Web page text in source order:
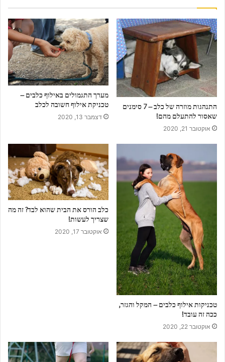
ת
ו
ב
ת
ה
מ
י
י
ל
ש
ל
כ
התנהגות מוזרה של כלב – 7 סימנים
שאסור להתעלם מהם!
אוקטובר 21, 2020
מערך התגמולים באילוף כלבים –
טכניקת אילוף חשובה לכלב
דצמבר 13, 2020
טכניקות אילוף כלבים – המקל והגזר,
ככה זה עובד!
אוקטובר 22, 2020
כלב הורס את הבית שהוא לבד? זה מה
שצריך לעשות!
אוקטובר 17, 2020